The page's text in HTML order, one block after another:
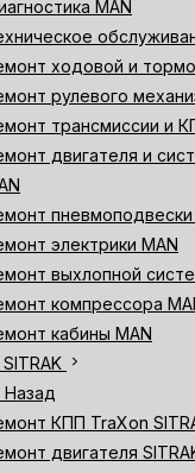
MAN
ходовой и
рулевого
трансмиссии и
двигателя и
пневмоподвески
электрики MAN
выхлопной
компрессора
кабины MAN
chevron_right
Назад
КПП TraXon
двигателя